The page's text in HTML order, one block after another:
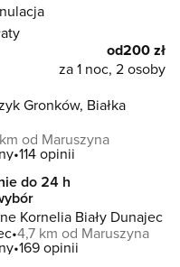
od200 zł
za 1 noc, 2 osoby
Gronków, Białka
km od Maruszyna
114 opinii
do 24 h
Kornelia Biały Dunajec
4,7 km od Maruszyna
169 opinii